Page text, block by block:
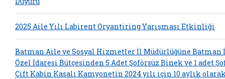
2025 Aile Yılı Labirent Oryantiring Yarışması Etkinliği
Batman Aile ve Sosyal Hizmetler İl Müdürlüğüne Batman
Özel İdaresi Bütçesinden 5 Adet Şoförsüz Binek ve 1 adet
Çift Kabin Kasalı Kamyonetin 2024 yılı için 10 aylık